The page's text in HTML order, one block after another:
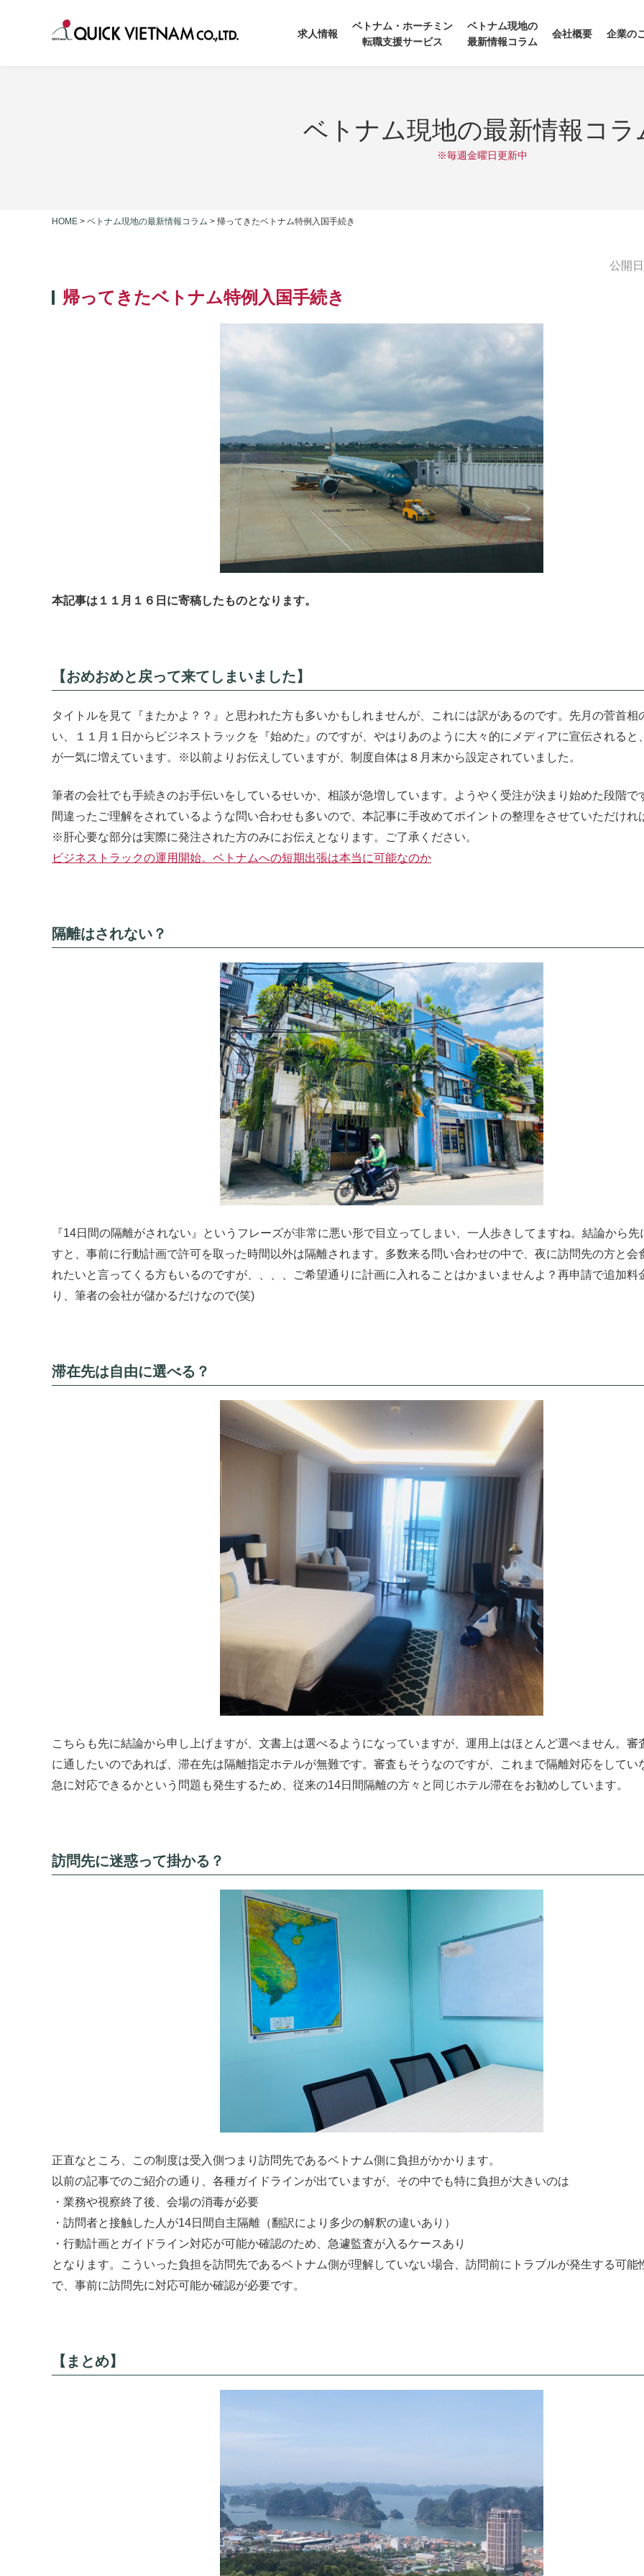
求人情報
ベトナム・ホーチミン
転職支援サービス
ベトナム現地の
最新情報コラム
会社概要 企業の
ベトナム現地の最新情報コラ
※毎週金曜日更新中
HOME > ベトナム現地の最新情報コラム > 帰ってきたベトナム特例入国手続き
公開
帰ってきたベトナム特例入国手続き
本記事は１１月１６日に寄稿したものとなります。
【おめおめと戻って来てしまいました】
タイトルを見て『またかよ？？』と思われた方も多いかもしれませんが、これには訳があるのです。先月の菅首相
い、１１月１日からビジネストラックを『始めた』のですが、やはりあのように大々的にメディアに宣伝されると
が一気に増えています。※以前よりお伝えしていますが、制度自体は８月末から設定されていました。
筆者の会社でも手続きのお手伝いをしているせいか、相談が急増しています。ようやく受注が決まり始めた段階で
間違ったご理解をされているような問い合わせも多いので、本記事に手改めてポイントの整理をさせていただけれ
※肝心要な部分は実際に発注された方のみにお伝えとなります。ご了承ください。
ビジネストラックの運用開始。ベトナムへの短期出張は本当に可能なのか
隔離はされない？
『14日間の隔離がされない』というフレーズが非常に悪い形で目立ってしまい、一人歩きしてますね。結論から先
すと、事前に行動計画で許可を取った時間以外は隔離されます。多数来る問い合わせの中で、夜に訪問先の方と会
れたいと言ってくる方もいるのですが、、、、ご希望通りに計画に入れることはかまいませんよ？再申請で追加料
り、筆者の会社が儲かるだけなので(笑)
滞在先は自由に選べる？
こちらも先に結論から申し上げますが、文書上は選べるようになっていますが、運用上はほとんど選べません。審
に通したいのであれば、滞在先は隔離指定ホテルが無難です。審査もそうなのですが、これまで隔離対応をしてい
急に対応できるかという問題も発生するため、従来の14日間隔離の方々と同じホテル滞在をお勧めしています。
訪問先に迷惑って掛かる？
正直なところ、この制度は受入側つまり訪問先であるベトナム側に負担がかかります。
以前の記事でのご紹介の通り、各種ガイドラインが出ていますが、その中でも特に負担が大きいのは
・業務や視察終了後、会場の消毒が必要
・訪問者と接触した人が14日間自主隔離（翻訳により多少の解釈の違いあり）
・行動計画とガイドライン対応が可能か確認のため、急遽監査が入るケースあり
となります。こういった負担を訪問先であるベトナム側が理解していない場合、訪問前にトラブルが発生する可能
で、事前に訪問先に対応可能か確認が必要です。
【まとめ】